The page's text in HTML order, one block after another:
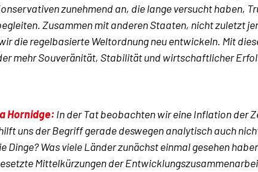
zunehmend an, die lange versucht haben,
Zusammen mit anderen Staaten, nicht zuletzt
die regelbasierte Weltordnung neu entwickeln. Mit
mehr Souveränität, Stabilität und wirtschaftlicher
Hornidge: In der Tat beobachten wir eine Inflation der
uns der Begriff gerade deswegen analytisch auch
Dinge? Was viele Länder zunächst einmal gesehen
Mittelkürzungen der